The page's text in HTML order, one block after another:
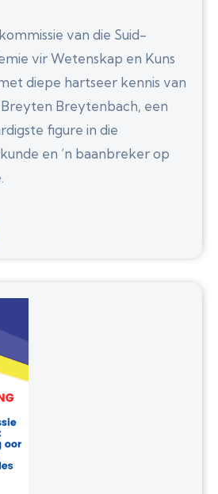
van die Suid-
vir Wetenskap en Kuns
diepe hartseer kennis van
Breytenbach, een
figure in die
en ’n baanbreker op